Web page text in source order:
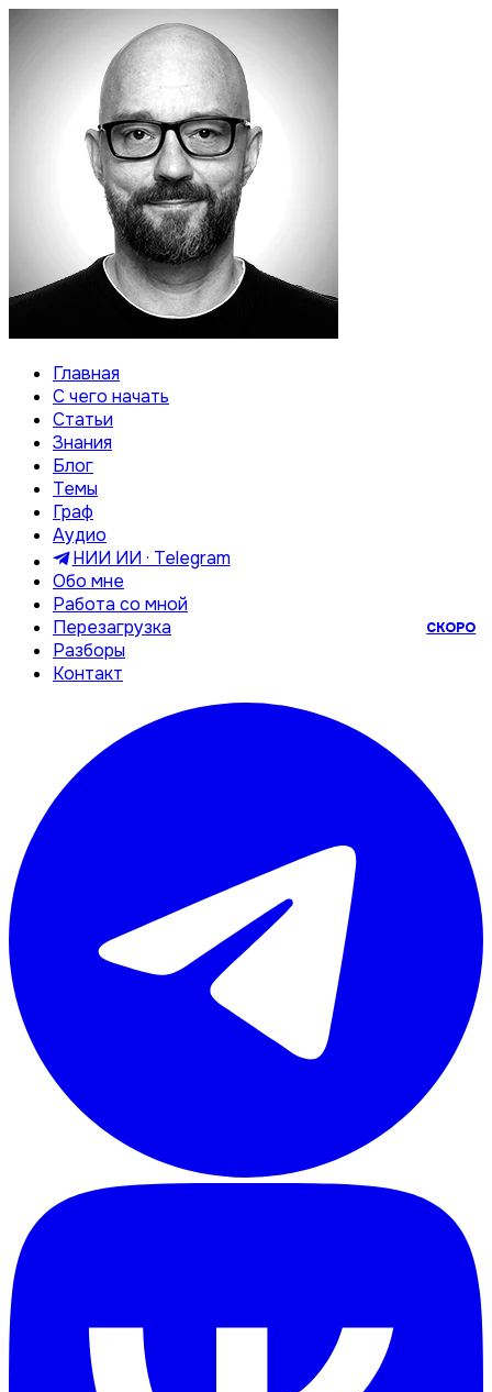
Главная
С чего начать
Статьи
Знания
Блог
Темы
Граф
Аудио
НИИ ИИ · Telegram
Обо мне
Работа со мной
Перезагрузка
СКОРО
Разборы
Контакт